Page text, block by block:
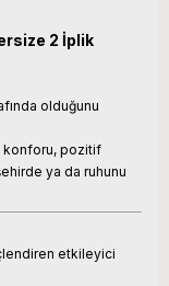
2 İplik
olduğunu
konforu, pozitif
ya da ruhunu
etkileyici